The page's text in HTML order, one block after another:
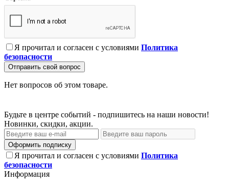
Я прочитал и согласен с условиями Политика
безопасности
Отправить свой вопрос
Нет вопросов об этом товаре.
Будьте в центре событий - подпишитесь на наши новости!
Новинки, скидки, акции.
Оформить подписку
Я прочитал и согласен с условиями Политика
безопасности
Информация